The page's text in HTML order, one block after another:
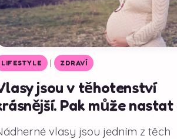
jsou v těhotenství
Pak může
vlasy jsou jedním z těch
LIFESTYLE | ZDRAVÍ